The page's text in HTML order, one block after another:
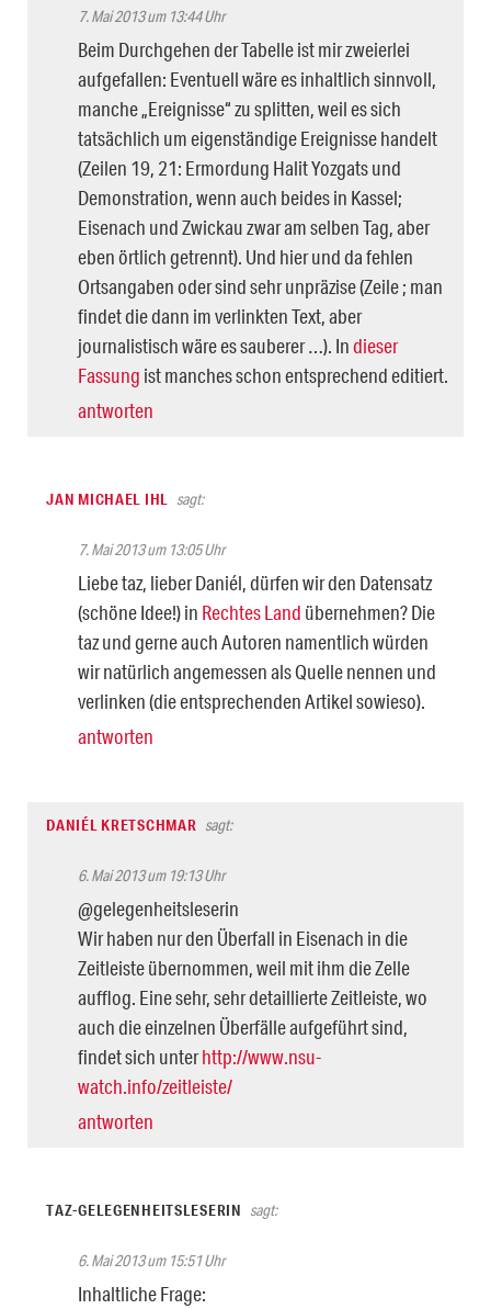
7. Mai 2013 um 13:44 Uhr
Beim Durchgehen der Tabelle ist mir zweierlei
aufgefallen: Eventuell wäre es inhaltlich sinnvoll,
manche „Ereignisse“ zu splitten, weil es sich
tatsächlich um eigenständige Ereignisse handelt
(Zeilen 19, 21: Ermordung Halit Yozgats und
Demonstration, wenn auch beides in Kassel;
Eisenach und Zwickau zwar am selben Tag, aber
eben örtlich getrennt). Und hier und da fehlen
Ortsangaben oder sind sehr unpräzise (Zeile ; man
findet die dann im verlinkten Text, aber
journalistisch wäre es sauberer …). Indieser
Fassung ist manches schon entsprechend editiert.
antworten
JAN MICHAEL IHL sagt:
7. Mai 2013 um 13:05 Uhr
Liebe taz, lieber Daniél, dürfen wir den Datensatz
(schöne Idee!) in Rechtes Land übernehmen? Die
taz und gerne auch Autoren namentlich würden
wir natürlich angemessen als Quelle nennen und
verlinken (die entsprechenden Artikel sowieso).
antworten
DANIÉL KRETSCHMAR sagt:
6. Mai 2013 um 19:13 Uhr
@gelegenheitsleserin
Wir haben nur den Überfall in Eisenach in die
Zeitleiste übernommen, weil mit ihm die Zelle
aufflog. Eine sehr, sehr detaillierte Zeitleiste, wo
auch die einzelnen Überfälle aufgeführt sind,
findet sich unterhttp://www.nsu-
watch.info/zeitleiste/
antworten
TAZ-GELEGENHEITSLESERIN sagt:
6. Mai 2013 um 15:51 Uhr
Inhaltliche Frage: